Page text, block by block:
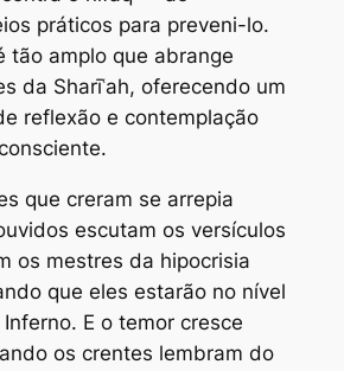
práticos para preveni-lo.
tão amplo que abrange
da Sharīʿah, oferecendo um
reflexão e contemplação
que creram se arrepia
escutam os versículos
os mestres da hipocrisia
que eles estarão no nível
E o temor cresce
os crentes lembram do